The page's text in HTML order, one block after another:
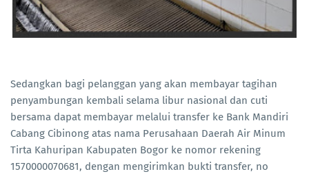
Sedangkan bagi pelanggan yang akan membayar tagihan
penyambungan kembali selama libur nasional dan cuti
bersama dapat membayar melalui transfer ke Bank Mandiri
Cabang Cibinong atas nama Perusahaan Daerah Air Minum
Tirta Kahuripan Kabupaten Bogor ke nomor rekening
1570000070681, dengan mengirimkan bukti transfer, no